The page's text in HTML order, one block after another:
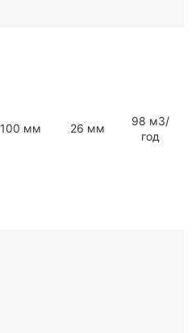
100 мм 26 мм
98 мЗ/
год